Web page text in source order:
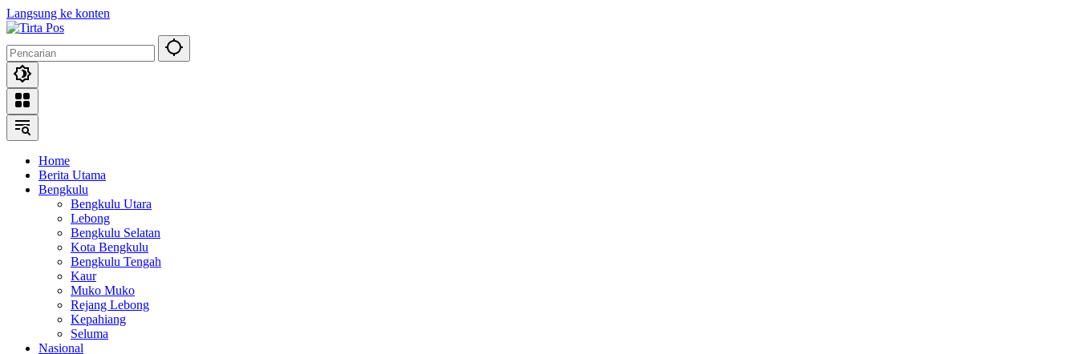
Langsung ke konten
Home
Berita Utama
Bengkulu
Bengkulu Utara
Lebong
Bengkulu Selatan
Kota Bengkulu
Bengkulu Tengah
Kaur
Muko Muko
Rejang Lebong
Kepahiang
Seluma
Nasional